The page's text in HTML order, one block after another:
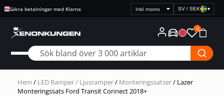
Säkra betalningar med Klarna
Välj
prisvisning
SV / SEK ▾
0
Hem / LED Ramper / Ljusramper/ Monteringssatser/ Lazer
Monteringssats Ford Transit Connect 2018+